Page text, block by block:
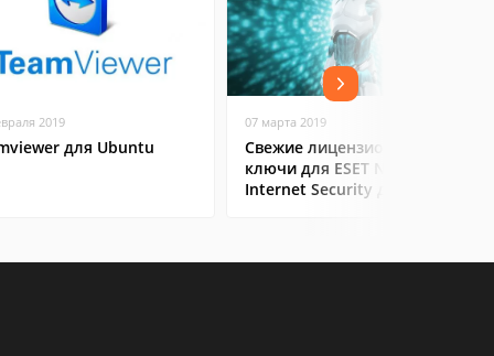
2019
для Ubuntu
07 марта 2019
Свежие лицензионные
ключи для ESET NOD32
Internet Security до 2019-